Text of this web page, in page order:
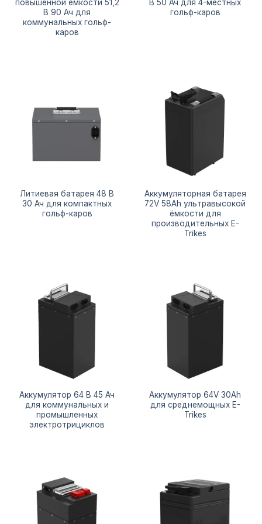
повышенной емкости 51,2
В 90 Ач для
коммунальных гольф-
каров
В 50 Ач для 4-местных
гольф-каров
Литиевая батарея 48 В
30 Ач для компактных
гольф-каров
Аккумуляторная батарея
72V 58Ah ультравысокой
ёмкости для
производительных E-
Trikes
Аккумулятор 64 В 45 Ач
для коммунальных и
промышленных
электротрициклов
Аккумулятор 64V 30Ah
для среднемощных E-
Trikes